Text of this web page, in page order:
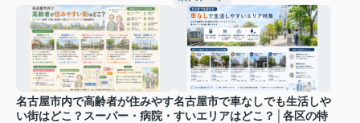
名古屋市内で高齢者が住みやす
い街はどこ？スーパー・病院・
名古屋市で車なしでも生活しや
すいエリアはどこ？│各区の特